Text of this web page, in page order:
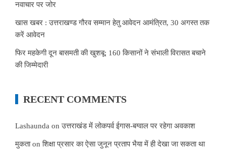
नवाचार पर जोर
खास खबर : उत्तराखण्ड गौरव सम्मान हेतु आवेदन आमंत्रित, 30 अगस्त तक
करें आवेदन
फिर महकेगी दून बासमती की खुशबू: 160 किसानों ने संभाली विरासत बचाने
की जिम्मेदारी
RECENT COMMENTS
Lashaunda onउत्तराखंड में लोकपर्व ईगास-बग्वाल पर रहेगा अवकाश
मुकताonशिक्षा प्रसार का ऐसा जुनून प्रताप भैया में ही देखा जा सकता था